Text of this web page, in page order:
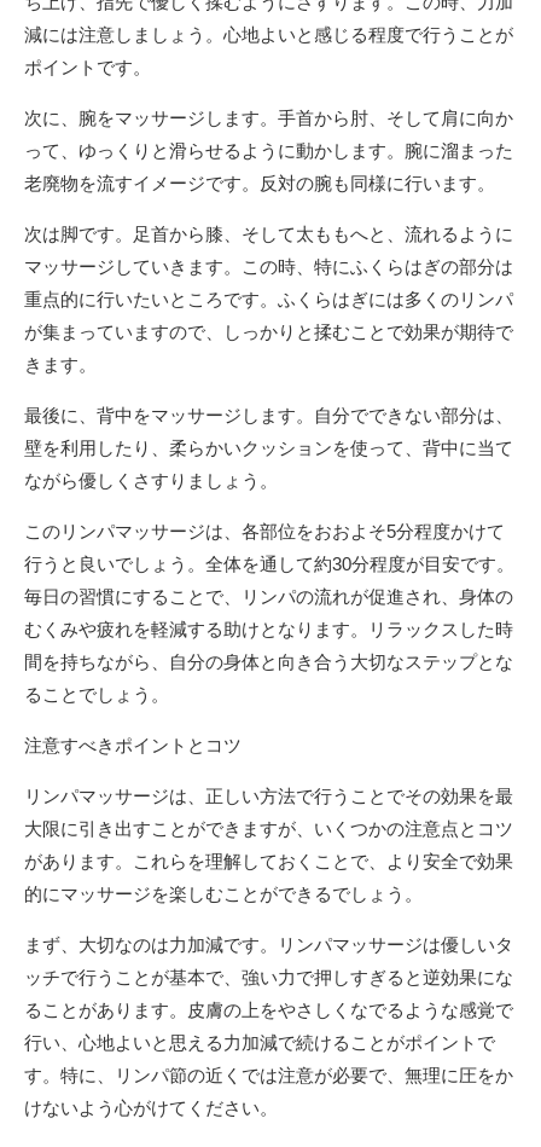
減には注意しましょう。心地よいと感じる程度で行うことが
ポイントです。
次に、腕をマッサージします。手首から肘、そして肩に向か
って、ゆっくりと滑らせるように動かします。腕に溜まった
老廃物を流すイメージです。反対の腕も同様に行います。
次は脚です。足首から膝、そして太ももへと、流れるように
マッサージしていきます。この時、特にふくらはぎの部分は
重点的に行いたいところです。ふくらはぎには多くのリンパ
が集まっていますので、しっかりと揉むことで効果が期待で
きます。
最後に、背中をマッサージします。自分でできない部分は、
壁を利用したり、柔らかいクッションを使って、背中に当て
ながら優しくさすりましょう。
このリンパマッサージは、各部位をおおよそ5分程度かけて
行うと良いでしょう。全体を通して約30分程度が目安です。
毎日の習慣にすることで、リンパの流れが促進され、身体の
むくみや疲れを軽減する助けとなります。リラックスした時
間を持ちながら、自分の身体と向き合う大切なステップとな
ることでしょう。
注意すべきポイントとコツ
リンパマッサージは、正しい方法で行うことでその効果を最
大限に引き出すことができますが、いくつかの注意点とコツ
があります。これらを理解しておくことで、より安全で効果
的にマッサージを楽しむことができるでしょう。
まず、大切なのは力加減です。リンパマッサージは優しいタ
ッチで行うことが基本で、強い力で押しすぎると逆効果にな
ることがあります。皮膚の上をやさしくなでるような感覚で
行い、心地よいと思える力加減で続けることがポイントで
す。特に、リンパ節の近くでは注意が必要で、無理に圧をか
けないよう心がけてください。